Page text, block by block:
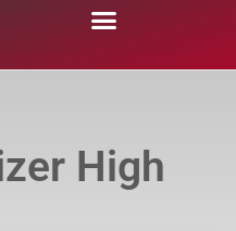
High